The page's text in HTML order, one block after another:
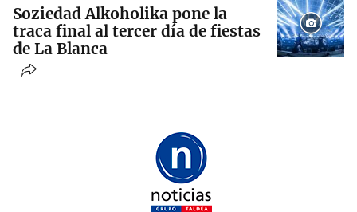
Soziedad Alkoholika pone la
traca final al tercer día de fiestas
de La Blanca